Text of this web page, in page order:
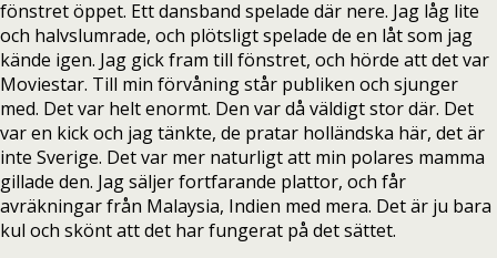
fönstret öppet. Ett dansband spelade där nere. Jag låg lite
och halvslumrade, och plötsligt spelade de en låt som jag
kände igen. Jag gick fram till fönstret, och hörde att det var
Moviestar. Till min förvåning står publiken och sjunger
med. Det var helt enormt. Den var då väldigt stor där. Det
var en kick och jag tänkte, de pratar holländska här, det är
inte Sverige. Det var mer naturligt att min polares mamma
gillade den. Jag säljer fortfarande plattor, och får
avräkningar från Malaysia, Indien med mera. Det är ju bara
kul och skönt att det har fungerat på det sättet.